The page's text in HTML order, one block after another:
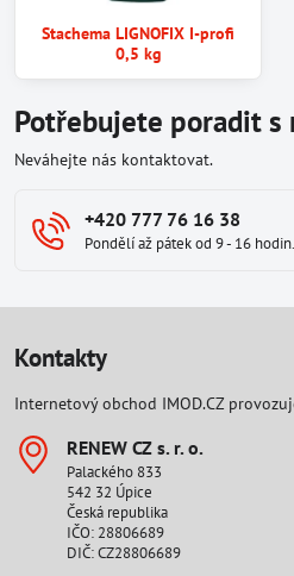
Stachema LIGNOFIX I-profi
0,5 kg
Potřebujete poradit s
Neváhejte nás kontaktovat.
+420 777 76 16 38
Pondělí až pátek od 9 - 16 hodin.
Kontakty
Internetový obchod IMOD.CZ
RENEW CZ s​. r​. o​.
Palackého 833
542 32 Úpice
Česká republika
IČO: 28806689
DIČ: CZ28806689